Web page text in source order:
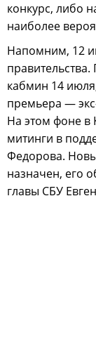
конкурс, либо
наиболее
Напомним, 12
кабмин 14
премьера —
На этом фоне в
митинги в
Федорова.
назначен, его
главы СБУ